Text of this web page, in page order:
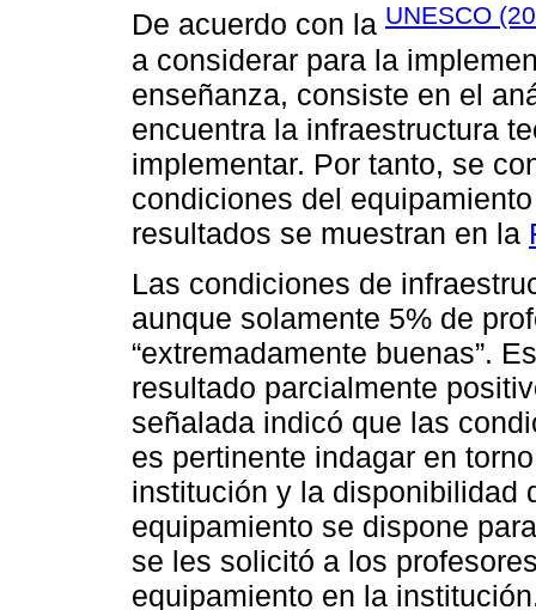
De acuerdo con la UNESCO
a considerar para la
enseñanza, consiste en el
encuentra la infraestructura
implementar. Por tanto, se
condiciones del
resultados se muestran en la
Las condiciones de
aunque solamente 5% de
“extremadamente buenas”.
resultado parcialmente
señalada indicó que las
es pertinente indagar en
institución y la disponibilidad
equipamiento se dispone
se les solicitó a los
equipamiento en la